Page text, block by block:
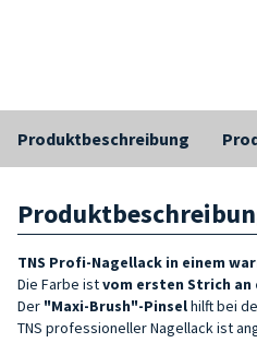
Produktbeschreibung
TNS Profi-Nagellack in einem
Die Farbe istvom ersten Strich an
Der "Maxi-Brush"-Pinselhilft bei
TNS professioneller Nagellack ist